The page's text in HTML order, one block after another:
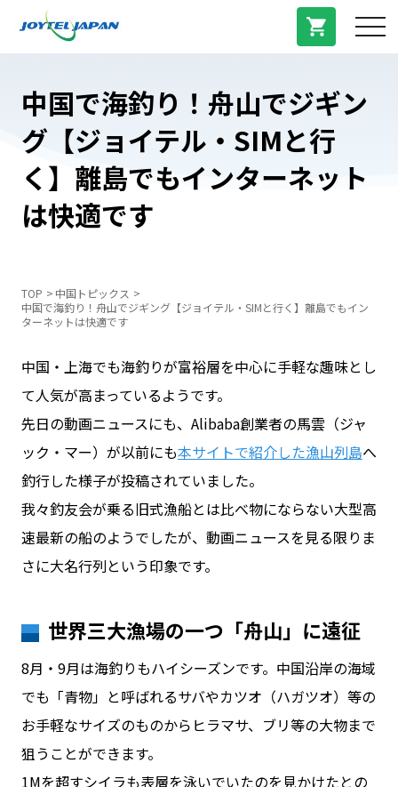
お問い合わせ
ログイン
料金プラン
プラン/商品
中国トピックス
法人登録
中国で海釣り！舟山でジギン
グ【ジョイテル・SIMと行
く】離島でもインターネット
は快適です
TOP
中国トピックス
中国で海釣り！舟山でジギング【ジョイテル・SIMと行く】離島でもイン
ターネットは快適です
中国・上海でも海釣りが富裕層を中心に手軽な趣味とし
て人気が高まっているようです。
先日の動画ニュースにも、Alibaba創業者の馬雲（ジャ
ック・マー）が以前にも本サイトで紹介した漁山列島へ
釣行した様子が投稿されていました。
我々釣友会が乗る旧式漁船とは比べ物にならない大型高
速最新の船のようでしたが、動画ニュースを見る限りま
さに大名行列という印象です。
世界三大漁場の一つ「舟山」に遠征
8月・9月は海釣りもハイシーズンです。中国沿岸の海域
でも「青物」と呼ばれるサバやカツオ（ハガツオ）等の
お手軽なサイズのものからヒラマサ、ブリ等の大物まで
狙うことができます。
1Mを超すシイラも表層を泳いでいたのを見かけたとの